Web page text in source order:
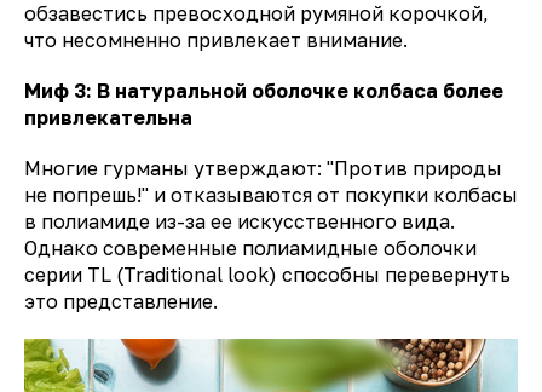
обзавестись превосходной румяной корочкой,
что несомненно привлекает внимание.
Миф 3: В натуральной оболочке колбаса более
привлекательна
Многие гурманы утверждают: "Против природы
не попрешь!" и отказываются от покупки колбасы
в полиамиде из-за ее искусственного вида.
Однако современные полиамидные оболочки
серии TL (Traditional look) способны перевернуть
это представление.